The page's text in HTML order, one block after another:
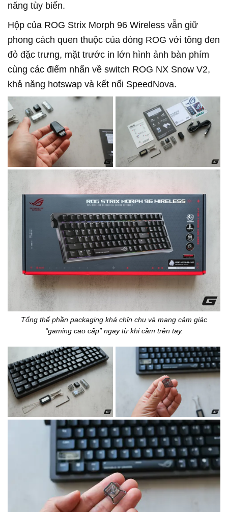
năng tùy biến.
Hộp của ROG Strix Morph 96 Wireless vẫn giữ
phong cách quen thuộc của dòng ROG với tông đen
đỏ đặc trưng, mặt trước in lớn hình ảnh bàn phím
cùng các điểm nhấn về switch ROG NX Snow V2,
khả năng hotswap và kết nối SpeedNova.
Tổng thể phần packaging khá chỉn chu và mang cảm giác
“gaming cao cấp” ngay từ khi cầm trên tay.